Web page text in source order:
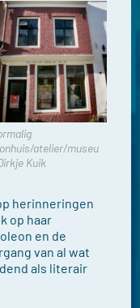
atelier/museu
Kuik
herinneringen
op haar
en de
van al wat
als literair